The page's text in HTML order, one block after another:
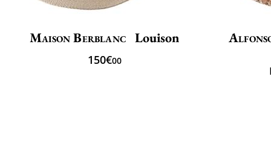
Maison Berblanc Louison
150€00